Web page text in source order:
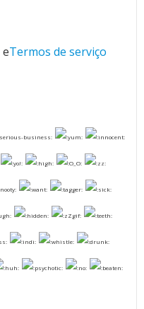
eTermos de serviço